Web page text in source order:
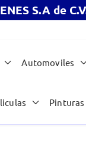
S.A de
Automoviles
Pinturas